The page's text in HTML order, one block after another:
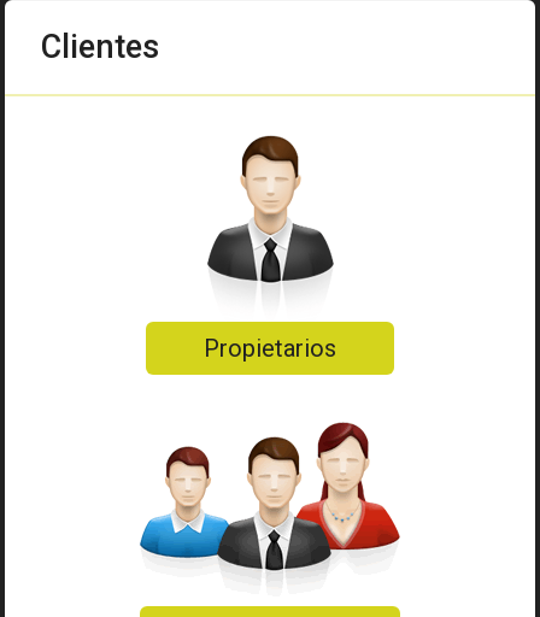
Clientes
Propietarios